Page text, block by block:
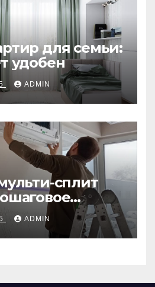
для семьи:
удобен
ADMIN
сплит
ADMIN